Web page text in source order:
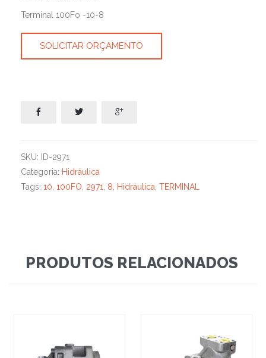
Terminal 100Fo -10-8
SOLICITAR ORÇAMENTO
  
SKU:
ID-2971
Categoria: Hidráulica
Tags: 10 100FO 2971 8 Hidráulica TERMINAL
PRODUTOS RELACIONADOS